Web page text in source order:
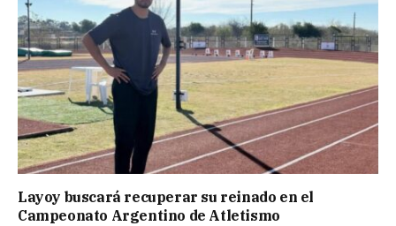
Layoy buscará recuperar su reinado en el
Campeonato Argentino de Atletismo